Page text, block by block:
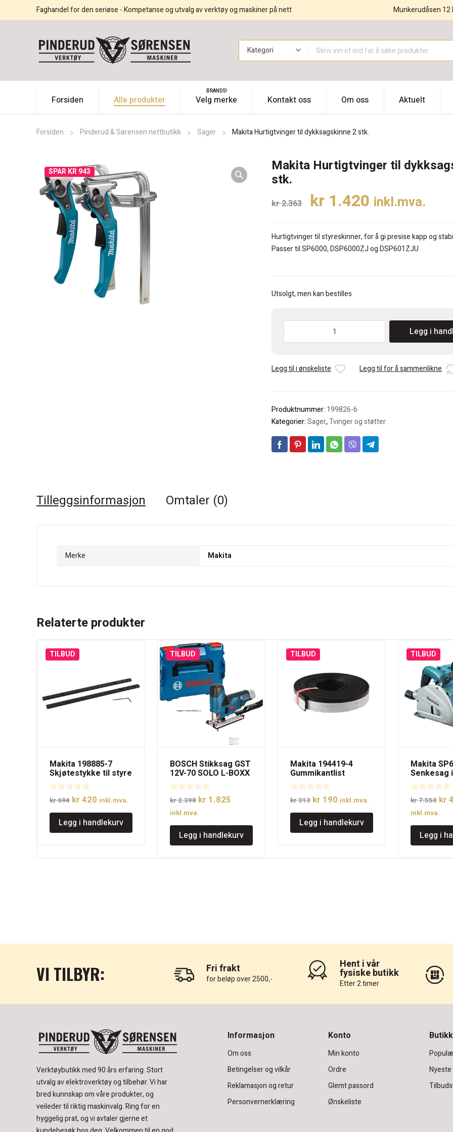
Faghandel for den seriøse - Kompetanse og utvalg av verktøy og maskiner på nett Munkerudåsen 12
Forsiden Alle produkter Velg merke
BRANDS!
Kontakt oss Om oss Aktuelt
Forsiden Pinderud & Sørensen nettbutikk Sager Makita Hurtigtvinger til dykksagskinne 2 stk.
SPAR KR 943
Makita Hurtigtvinger til
stk.
kr2.363 Opprinnelig
var:
kr 2.363.
kr 1.420 Nåværende
er:
kr 1.420.
inkl.mva.
Hurtigtvinger til styreskinner, for å gi presise kapp og
Passer til SP6000, DSP6000ZJ og DSP601ZJU
Utsolgt, men kan bestilles
2
Legg i
Legg til i ønskeliste Legg til for å sammenlikne
Produktnummer: 199826-6
Kategorier:Sager,Tvinger og støtter
Tilleggsinformasjon Omtaler (0)
Merke Makita
Relaterte produkter
TILBUD
Makita 198885-7
Skjøtestykke til styre
skinne/dykksagskinn
e
kr694 Opprinnelig
pris
var:
kr 694.
kr 420 Nåværende
pris
er:
kr 420.
inkl.mva.
Legg i handlekurv
TILBUD
BOSCH Stikksag GST
12V-70 SOLO L-BOXX
uten batteri
kr2.398 Opprinnelig
pris
var:
kr 2.398.
kr 1.825Nåværende
er:
kr 1.825.
inkl.mva.
Legg i handlekurv
TILBUD
Makita 194419-4
Gummikantlist
3000mm til
styreskinne
/dykksagskinne
kr313 Opprinnelig
pris
var:
kr 313.
kr 190Nåværende
pris
er:
kr 190.
inkl.mva.
Legg i handlekurv
TILBUD
Makita
Senkesag
165mm
kr7.550
pris
var:
kr
kr
inkl.mva.
Legg i
VI TILBYR: Fri frakt
for beløp over 2500,-
Hent i vår
fysiske butikk
Etter 2 timer
Verktøybutikk med 90 års erfaring.Stort
utvalg av elektroverktøy og tilbehør.Vi har
bred kunnskap om våre produkter, og
veileder til riktig maskinvalg. Ring for en
hyggelig prat, og vi avtaler gjerne et
Informasjon
Om oss
Betingelser og vilkår
Reklamasjon og retur
Personvernerklæring
Konto
Min konto
Ordre
Glemt passord
Ønskeliste
Butikk